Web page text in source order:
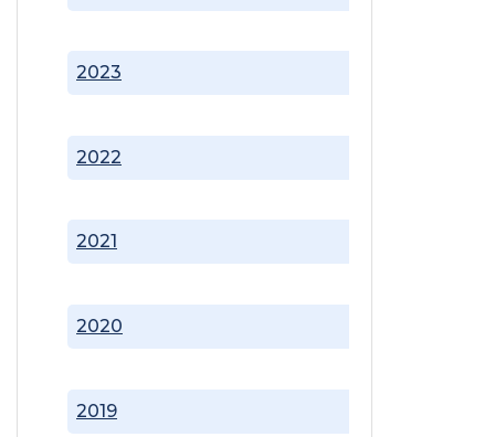
2019
2020
2021
2022
2023